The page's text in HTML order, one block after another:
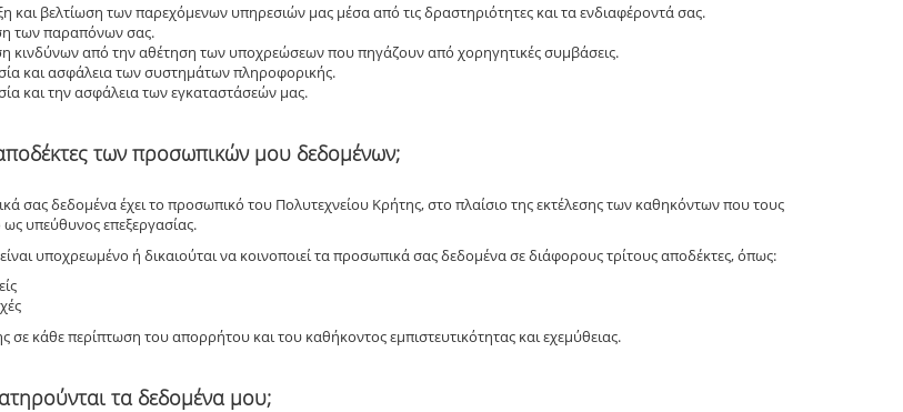
και βελτίωση των παρεχόμενων υπηρεσιών μας μέσα από τις δραστηριότητες και τα ενδιαφέροντά σας.
των παραπόνων σας.
κινδύνων από την αθέτηση των υποχρεώσεων που πηγάζουν από χορηγητικές συμβάσεις.
και ασφάλεια των συστημάτων πληροφορικής.
και την ασφάλεια των εγκαταστάσεών μας.
των προσωπικών μου δεδομένων;
σας δεδομένα έχει το προσωπικό του Πολυτεχνείου Κρήτης, στο πλαίσιο της εκτέλεσης των καθηκόντων που τους
υπεύθυνος επεξεργασίας.
υποχρεωμένο ή δικαιούται να κοινοποιεί τα προσωπικά σας δεδομένα σε διάφορους τρίτους αποδέκτες, όπως:
σε κάθε περίπτωση του απορρήτου και του καθήκοντος εμπιστευτικότητας και εχεμύθειας.
τα δεδομένα μου;